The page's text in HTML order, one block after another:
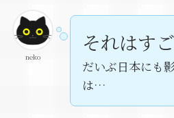
neko
それはすご
だいぶ日本にも
は…